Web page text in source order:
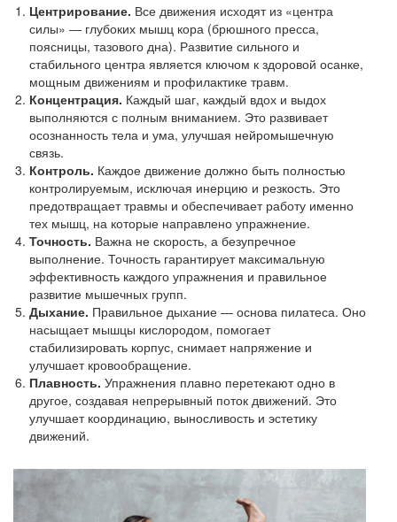
Центрирование. Все движения исходят из «центра
силы» ― глубоких мышц кора (брюшного пресса,
поясницы, тазового дна). Развитие сильного и
стабильного центра является ключом к здоровой осанке,
мощным движениям и профилактике травм.
Концентрация. Каждый шаг, каждый вдох и выдох
выполняются с полным вниманием. Это развивает
осознанность тела и ума, улучшая нейромышечную
связь.
Контроль. Каждое движение должно быть полностью
контролируемым, исключая инерцию и резкость. Это
предотвращает травмы и обеспечивает работу именно
тех мышц, на которые направлено упражнение.
Точность. Важна не скорость, а безупречное
выполнение. Точность гарантирует максимальную
эффективность каждого упражнения и правильное
развитие мышечных групп.
Дыхание. Правильное дыхание ― основа пилатеса. Оно
насыщает мышцы кислородом, помогает
стабилизировать корпус, снимает напряжение и
улучшает кровообращение.
Плавность. Упражнения плавно перетекают одно в
другое, создавая непрерывный поток движений. Это
улучшает координацию, выносливость и эстетику
движений.